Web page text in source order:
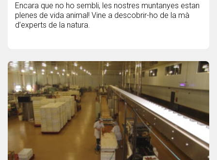
Encara que no ho sembli, les nostres muntanyes estan
plenes de vida animal! Vine a descobrir-ho de la mà
d’experts de la natura.